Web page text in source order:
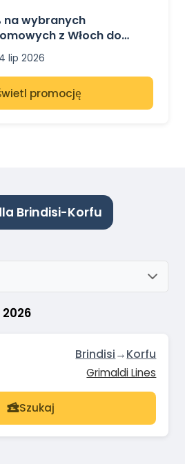
na wybranych
z Włoch do
lip 2026
promocję
Brindisi-Korfu
Brindisi→Korfu
Grimaldi Lines
Szukaj